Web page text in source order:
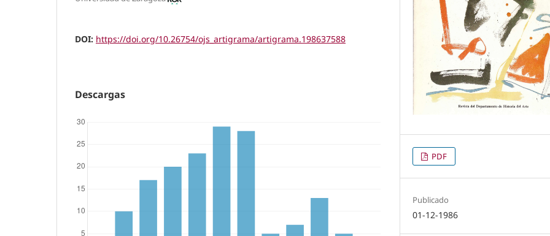
DOI: https://doi.org/10.26754/ojs_artigrama/artigrama.198637588
Descargas
PDF
Publicado
01-12-1986